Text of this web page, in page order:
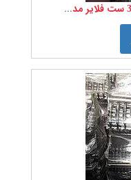
ماشین ریسندگی رینگ زینسر 3 ست فلایر مدل 670